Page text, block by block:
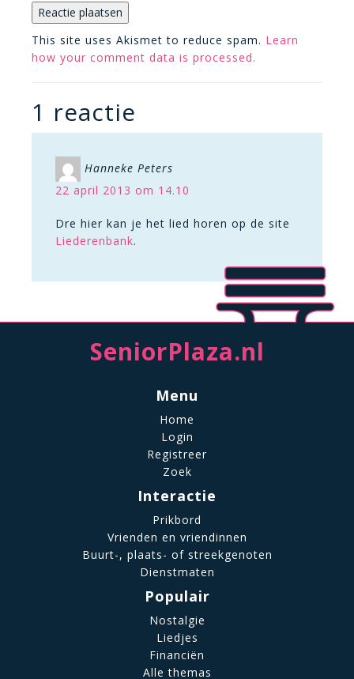
This site uses Akismet to reduce spam. Learn
how your comment data is processed.
1 reactie
Hanneke Peters
22 april 2013 om 14.10
Dre hier kan je het lied horen op de site
Liederenbank.
SeniorPlaza.nl
Menu
Home
Login
Registreer
Zoek
Interactie
Prikbord
Vrienden en vriendinnen
Buurt-, plaats- of streekgenoten
Dienstmaten
Populair
Nostalgie
Liedjes
Financiën
Alle themas